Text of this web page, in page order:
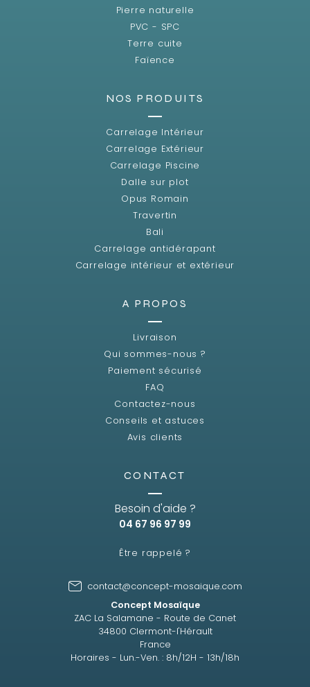
Pierre naturelle
PVC - SPC
Terre cuite
Faïence
NOS PRODUITS
Carrelage Intérieur
Carrelage Extérieur
Carrelage Piscine
Dalle sur plot
Opus Romain
Travertin
Bali
Carrelage antidérapant
Carrelage intérieur et extérieur
A PROPOS
Livraison
Qui sommes-nous ?
Paiement sécurisé
FAQ
Contactez-nous
Conseils et astuces
Avis clients
CONTACT
Besoin d'aide ?
04 67 96 97 99
Être rappelé ?
contact@concept-mosaique.com
Concept Mosaïque
ZAC La Salamane - Route de Canet
34800 Clermont-l'Hérault
France
Horaires - Lun.-Ven. : 8h/12H - 13h/18h